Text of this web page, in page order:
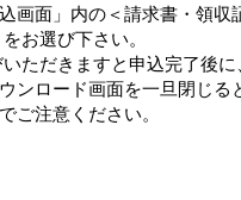
画面」内の＜請求書・領収
お選び下さい。
いただきますと申込完了後
ンロード画面を一旦閉じる
ご注意ください。